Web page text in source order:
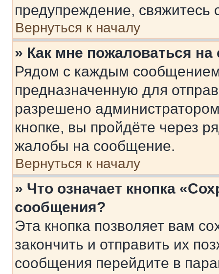
предупреждение,
Вернуться к началу
» Как мне пожаловаться
Рядом с каждым сообщением
предназначенную для
разрешено
кнопке, вы пройдёте через
жалобы на сообщение.
Вернуться к началу
» Что означает кнопка
сообщения?
Эта кнопка позволяет вам
закончить и отправить их
сообщения перейдите в